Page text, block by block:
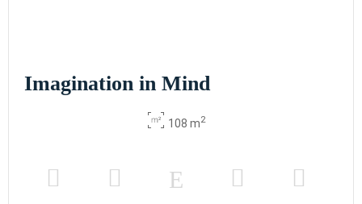
Imagination in Mind
108 m2